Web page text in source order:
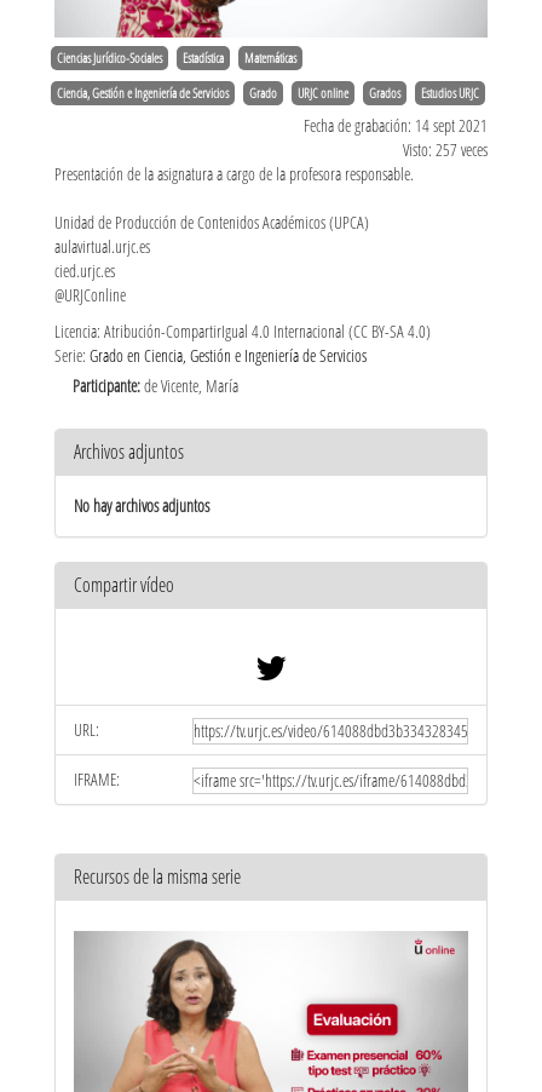
Ciencias Jurídico-Sociales Estadística Matemáticas
Ciencia, Gestión e Ingeniería de Servicios Grado URJC online Grados Estudios URJC
Fecha de grabación: 14 sept 2021
Visto: 257 veces
Presentación de la asignatura a cargo de la profesora responsable.
Unidad de Producción de Contenidos Académicos (UPCA)
aulavirtual.urjc.es
cied.urjc.es
@URJConline
Licencia: Atribución-CompartirIgual 4.0 Internacional (CC BY-SA 4.0)
Serie: Grado en Ciencia, Gestión e Ingeniería de Servicios
Participante:de Vicente, María
Archivos adjuntos
No hay archivos adjuntos
Compartir vídeo
URL:
IFRAME:
Recursos de la misma serie